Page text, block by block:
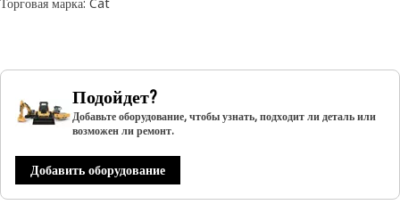
Подойдет?
Добавьте оборудование, чтобы узнать, подходит ли деталь или
возможен ли ремонт.
Добавить оборудование